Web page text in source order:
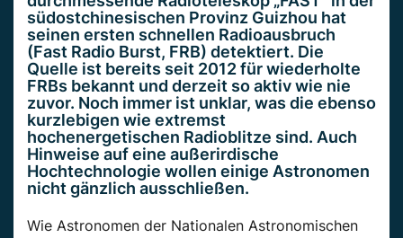
südostchinesischen Provinz Guizhou hat
seinen ersten schnellen Radioausbruch
(Fast Radio Burst, FRB) detektiert. Die
Quelle ist bereits seit 2012 für wiederholte
FRBs bekannt und derzeit so aktiv wie nie
zuvor. Noch immer ist unklar, was die ebenso
kurzlebigen wie extremst
hochenergetischen Radioblitze sind. Auch
Hinweise auf eine außerirdische
Hochtechnologie wollen einige Astronomen
nicht gänzlich ausschließen.
Wie Astronomen der Nationalen Astronomischen